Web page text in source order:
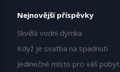
Nejnovější příspěvky
Skvělá vodní dýmka
Když je svatba na spadnutí
Jedinečné místo pro váš pobyt